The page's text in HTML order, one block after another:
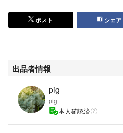
ポスト シェア
出品者情報
pig
pig
本人確認済